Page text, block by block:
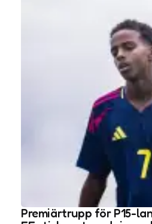
Premiärtrupp för P15-